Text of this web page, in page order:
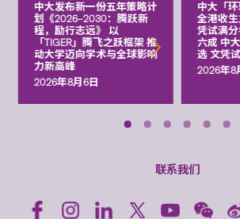
中大发布新一份五年策略计
划《2026‒2030：腾跃新
程，励行志远》 以
「TIGER」腾飞之跃框架 推
动大学迈向学术与全球影响
力新高峰
2026年8月6日
中大「
全港收
凭试满
六成 中
选 文凭
2026年8
联系我们